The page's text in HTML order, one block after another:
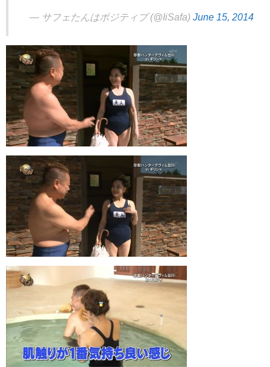
— サフェたんはポジティブ (@IiSafa) June 15, 2014